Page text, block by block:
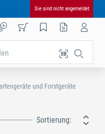
Sie sind nicht angemeldet
und Forstgeräte
Sortierung: